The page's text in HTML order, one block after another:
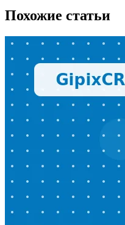
Похожие статьи